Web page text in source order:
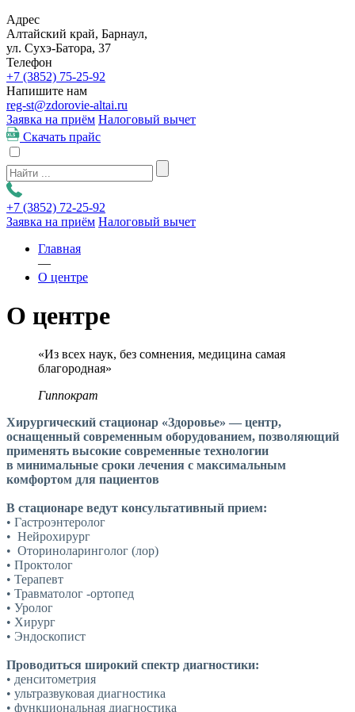
Адрес
Алтайский край, Барнаул,
ул. Сухэ-Батора, 37
Телефон
+7 (3852) 75-25-92
Напишите нам
reg-st@zdorovie-altai.ru
Заявка на приём Налоговый вычет
Скачать прайс
+7 (3852) 72-25-92
Заявка на приём Налоговый вычет
Главная
—
О центре
О центре
«Из всех наук, без сомнения, медицина самая
благородная»
Гиппократ
Хирургический стационар «Здоровье» — центр,
оснащенный современным оборудованием, позволяющий
применять высокие современные технологии
в минимальные сроки лечения с максимальным
комфортом для пациентов
В стационаре ведут консультативный прием:
• Гастроэнтеролог
• Нейрохирург
• Оториноларинголог (лор)
• Проктолог
• Терапевт
• Травматолог -ортопед
• Уролог
• Хирург
• Эндоскопист
Проводиться широкий спектр диагностики:
• денситометрия
• ультразвуковая диагностика
• функциональная диагностика